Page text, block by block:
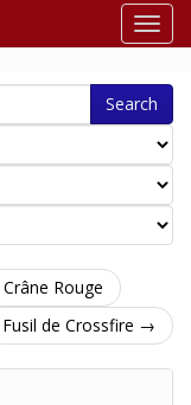
Search
Rouge
Fusil de Crossfire →